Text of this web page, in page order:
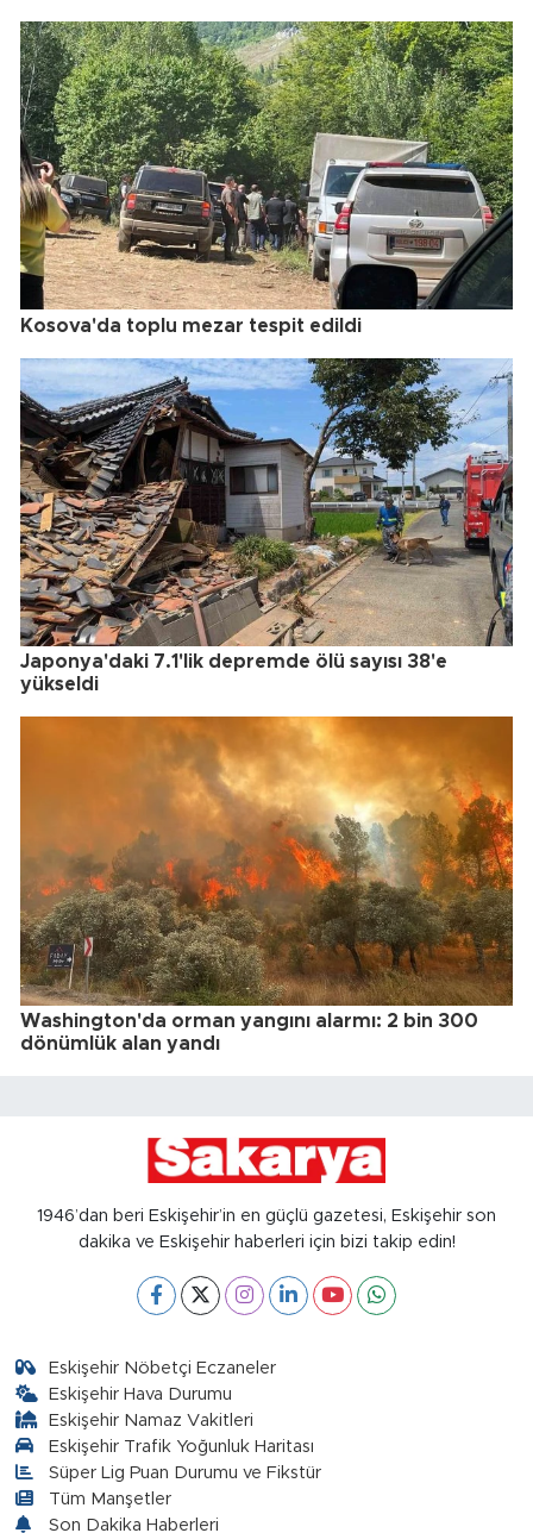
Kosova'da toplu mezar tespit edildi
Japonya'daki 7.1'lik depremde ölü sayısı 38'e
yükseldi
Washington'da orman yangını alarmı: 2 bin 300
dönümlük alan yandı
1946’dan beri Eskişehir’in en güçlü gazetesi, Eskişehir son
dakika ve Eskişehir haberleri için bizi takip edin!
Eskişehir Nöbetçi Eczaneler
Eskişehir Hava Durumu
Eskişehir Namaz Vakitleri
Eskişehir Trafik Yoğunluk Haritası
Süper Lig Puan Durumu ve Fikstür
Tüm Manşetler
Son Dakika Haberleri